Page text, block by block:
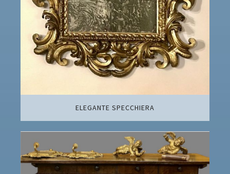
ELEGANTE SPECCHIERA